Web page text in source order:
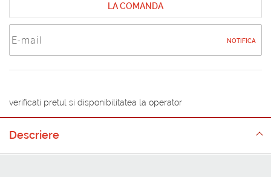
LA COMANDA
NOTIFICA
verificati pretul si disponibilitatea la operator
Descriere